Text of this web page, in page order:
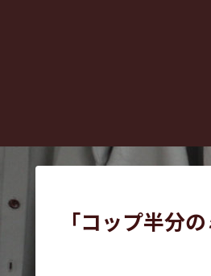
「コップ半分